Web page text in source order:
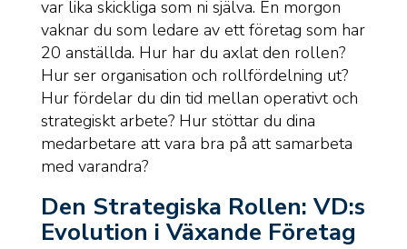
var lika skickliga som ni själva. En morgon
vaknar du som ledare av ett företag som har
20 anställda. Hur har du axlat den rollen?
Hur ser organisation och rollfördelning ut?
Hur fördelar du din tid mellan operativt och
strategiskt arbete? Hur stöttar du dina
medarbetare att vara bra på att samarbeta
med varandra?
Den Strategiska Rollen: VD:s
Evolution i Växande Företag